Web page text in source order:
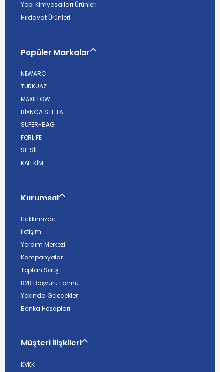
Yapı Kimyasalları Ürünleri
Hırdavat Ürünleri
Popüler Markalar
NEWARC
TURKUAZ
MAXIFLOW
BİANCA STELLA
SUPER-BAG
FORLİFE
SELSİL
KALEKİM
Kurumsal
Hakkımızda
İletişim
Yardım Merkezi
Kampanyalar
Toptan Satış
B2B Başvuru Formu
Yakında Gelecekler
Banka Hesapları
Müşteri İlişkileri
KVKK